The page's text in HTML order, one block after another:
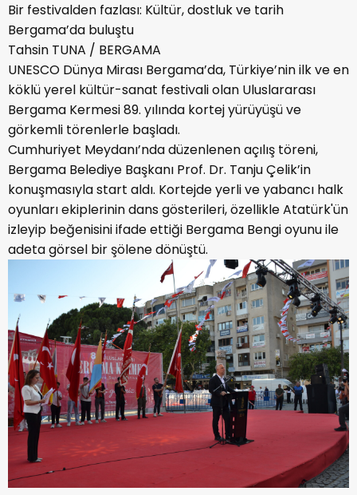
Bir festivalden fazlası: Kültür, dostluk ve tarih
Bergama’da buluştu
Tahsin TUNA / BERGAMA
UNESCO Dünya Mirası Bergama’da, Türkiye’nin ilk ve en
köklü yerel kültür-sanat festivali olan Uluslararası
Bergama Kermesi 89. yılında kortej yürüyüşü ve
görkemli törenlerle başladı.
Cumhuriyet Meydanı’nda düzenlenen açılış töreni,
Bergama Belediye Başkanı Prof. Dr. Tanju Çelik’in
konuşmasıyla start aldı. Kortejde yerli ve yabancı halk
oyunları ekiplerinin dans gösterileri, özellikle Atatürk'ün
izleyip beğenisini ifade ettiği Bergama Bengi oyunu ile
adeta görsel bir şölene dönüştü.